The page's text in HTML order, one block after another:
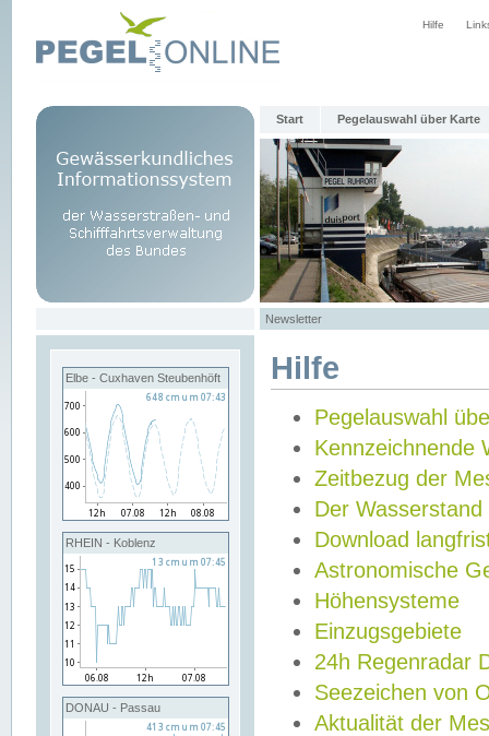
Hilfe
Start Pegelauswahl über Karte
Newsletter
Elbe - Cuxhaven Steubenhöft
RHEIN - Koblenz
DONAU - Passau
Hilfe
Pegelauswahl
Kennzeichnende
Zeitbezug der
Der Wasserstand
Download
Astronomische
Höhensysteme
Einzugsgebiete
24h Regenradar
Seezeichen von
Aktualität der